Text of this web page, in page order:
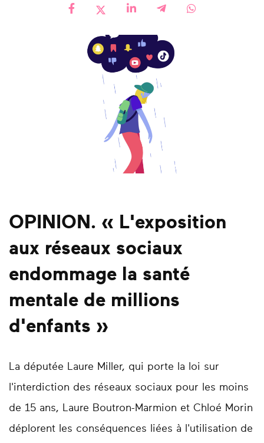
OPINION. « L'exposition
aux réseaux sociaux
endommage la santé
mentale de millions
d'enfants »
La députée Laure Miller, qui porte la loi sur
l'interdiction des réseaux sociaux pour les moins
de 15 ans, Laure Boutron-Marmion et Chloé Morin
déplorent les conséquences liées à l'utilisation de